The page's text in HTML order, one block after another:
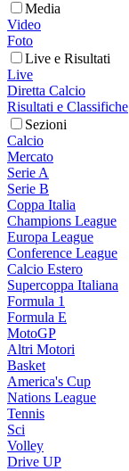
Media
Video
Foto
Live e Risultati
Live
Diretta Calcio
Risultati e Classifiche
Sezioni
Calcio
Mercato
Serie A
Serie B
Coppa Italia
Champions League
Europa League
Conference League
Calcio Estero
Supercoppa Italiana
Formula 1
Formula E
MotoGP
Altri Motori
Basket
America's Cup
Nations League
Tennis
Sci
Volley
Drive UP